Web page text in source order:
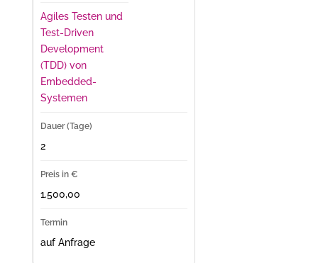
Agiles Testen und
Test-Driven
Development
(TDD) von
Embedded-
Systemen
2
1.500,00
auf Anfrage